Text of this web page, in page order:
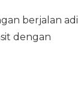
berjalan
dengan